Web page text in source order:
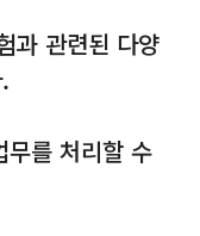
과 관련된 다양
무를 처리할 수